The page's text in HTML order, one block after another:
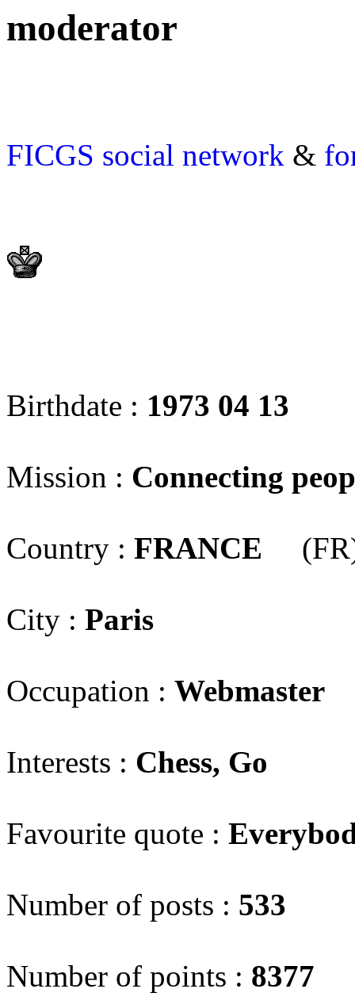
moderator
FICGS social network &
Birthdate : 1973 04 13
Mission : Connecting
Country : FRANCE
City : Paris
Occupation : Webmaster
Interests : Chess, Go
Favourite quote :
Number of posts : 533
Number of points : 8377